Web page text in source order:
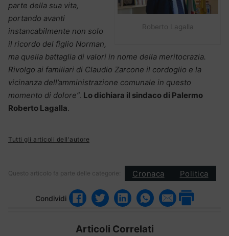
Roberto Lagalla
parte della sua vita,
portando avanti
instancabilmente non solo
il ricordo del figlio Norman,
ma quella battaglia di valori in nome della meritocrazia.
Rivolgo ai familiari di Claudio Zarcone il cordoglio e la
vicinanza dell’amministrazione comunale in questo
momento di dolore”. Lo dichiara il sindaco di Palermo
Roberto Lagalla.
Tutti gli articoli dell'autore
Questo articolo fa parte delle categorie: Cronaca Politica
Condividi
Articoli Correlati